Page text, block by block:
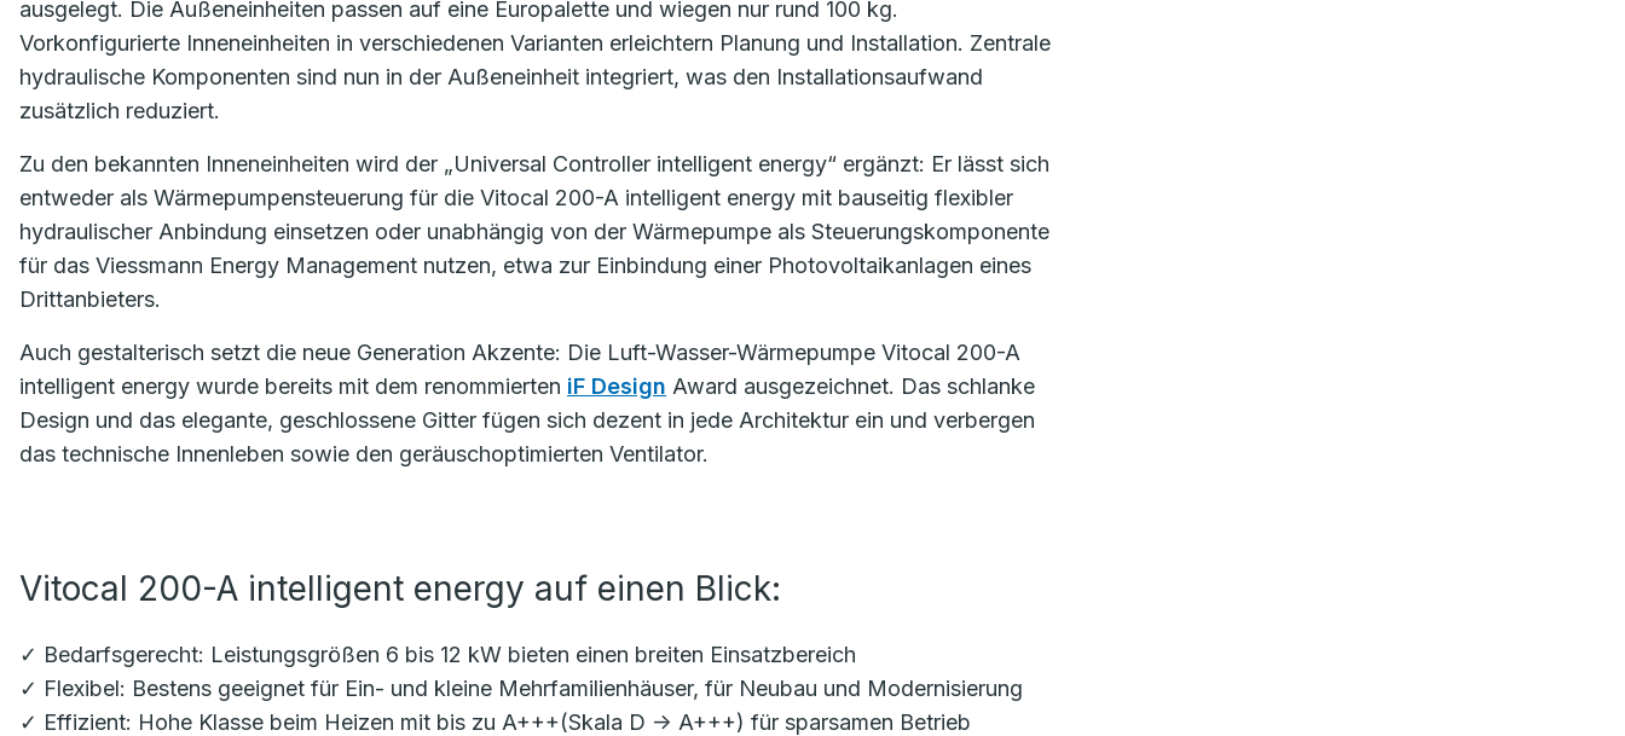
ausgelegt. Die Außeneinheiten passen auf eine Europalette und wiegen nur rund 100 kg.
Vorkonfigurierte Inneneinheiten in verschiedenen Varianten erleichtern Planung und Installation. Zentrale
hydraulische Komponenten sind nun in der Außeneinheit integriert, was den Installationsaufwand
zusätzlich reduziert.
Zu den bekannten Inneneinheiten wird der „Universal Controller intelligent energy“ ergänzt: Er lässt sich
entweder als Wärmepumpensteuerung für die Vitocal 200-A intelligent energy mit bauseitig flexibler
hydraulischer Anbindung einsetzen oder unabhängig von der Wärmepumpe als Steuerungskomponente
für das Viessmann Energy Management nutzen, etwa zur Einbindung einer Photovoltaikanlagen eines
Drittanbieters.
Auch gestalterisch setzt die neue Generation Akzente: Die Luft-Wasser-Wärmepumpe Vitocal 200-A
intelligent energy wurde bereits mit dem renommierten iF Design Award ausgezeichnet. Das schlanke
Design und das elegante, geschlossene Gitter fügen sich dezent in jede Architektur ein und verbergen
das technische Innenleben sowie den geräuschoptimierten Ventilator.
Vitocal 200-A intelligent energy auf einen Blick:
✓ Bedarfsgerecht: Leistungsgrößen 6 bis 12 kW bieten einen breiten Einsatzbereich
✓ Flexibel: Bestens geeignet für Ein- und kleine Mehrfamilienhäuser, für Neubau und Modernisierung
✓ Effizient: Hohe Klasse beim Heizen mit bis zu A+++(Skala D -> A+++) für sparsamen Betrieb